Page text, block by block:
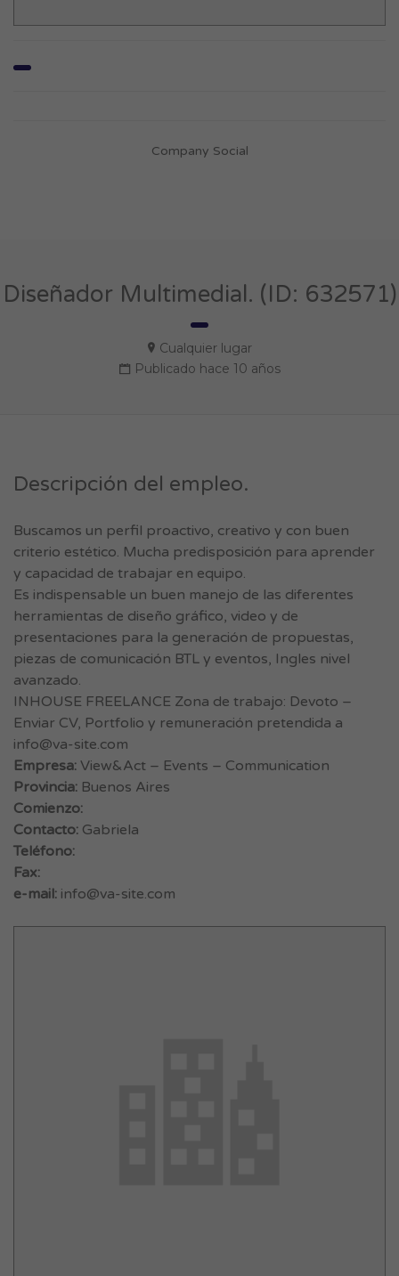
Company Social
Diseñador Multimedial. (ID: 632571)
Cualquier lugar
Publicado hace 10 años
Descripción del empleo.
Buscamos un perfil proactivo, creativo y con buen
criterio estético. Mucha predisposición para aprender
y capacidad de trabajar en equipo.
Es indispensable un buen manejo de las diferentes
herramientas de diseño gráfico, video y de
presentaciones para la generación de propuestas,
piezas de comunicación BTL y eventos, Ingles nivel
avanzado.
INHOUSE FREELANCE Zona de trabajo: Devoto –
Enviar CV, Portfolio y remuneración pretendida a
info@va-site.com
Empresa: View&Act – Events – Communication
Provincia: Buenos Aires
Comienzo:
Contacto: Gabriela
Teléfono:
Fax:
e-mail: info@va-site.com